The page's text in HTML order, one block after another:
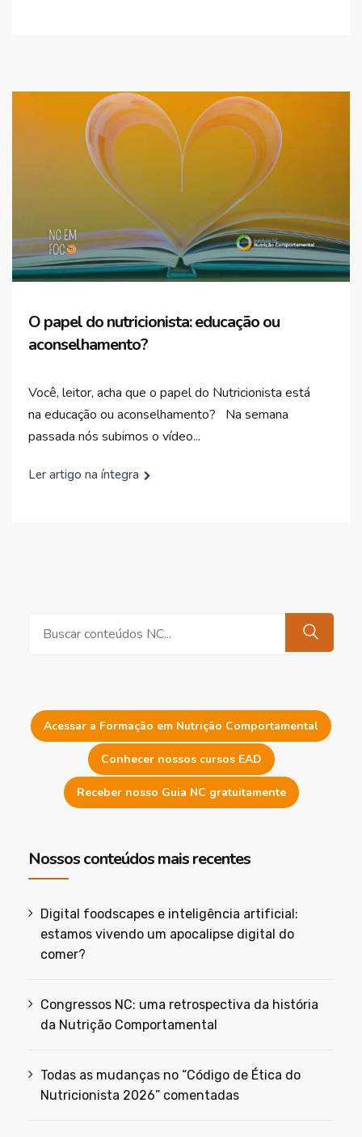
O papel do nutricionista: educação ou
aconselhamento?
Você, leitor, acha que o papel do Nutricionista está
na educação ou aconselhamento? Na semana
passada nós subimos o vídeo...
Ler artigo na íntegra
Acessar a Formação em Nutrição Comportamental
Conhecer nossos cursos EAD
Receber nosso Guia NC gratuitamente
Nossos conteúdos mais recentes
Digital foodscapes e inteligência artificial:
estamos vivendo um apocalipse digital do
comer?
Congressos NC: uma retrospectiva da história
da Nutrição Comportamental
Todas as mudanças no “Código de Ética do
Nutricionista 2026” comentadas